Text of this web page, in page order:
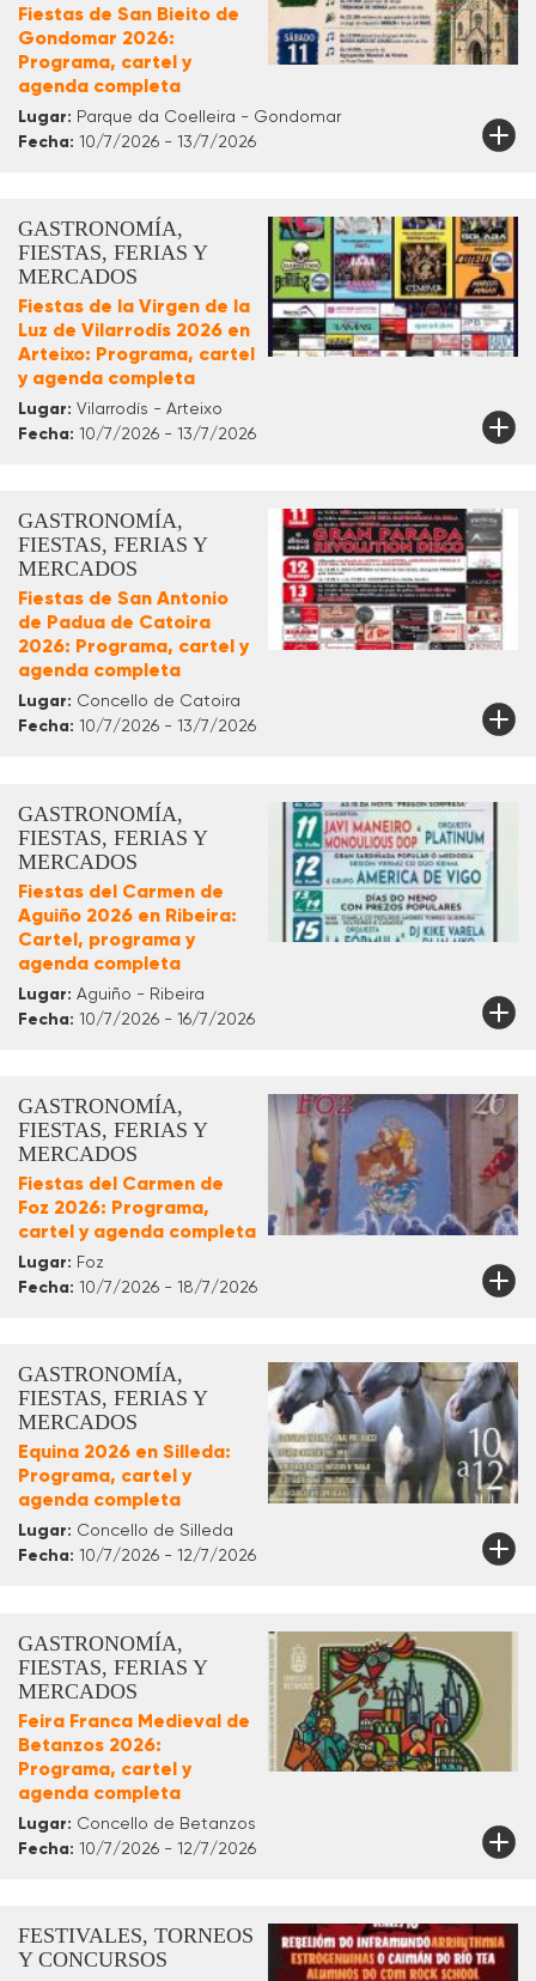
Fiestas de San Bieito de
Gondomar 2026:
Programa, cartel y
agenda completa
Lugar: Parque da Coelleira - Gondomar
Fecha: 10/7/2026 - 13/7/2026
GASTRONOMÍA,
FIESTAS, FERIAS Y
MERCADOS
Fiestas de la Virgen de la
Luz de Vilarrodís 2026 en
Arteixo: Programa, cartel
y agenda completa
Lugar: Vilarrodís - Arteixo
Fecha: 10/7/2026 - 13/7/2026
GASTRONOMÍA,
FIESTAS, FERIAS Y
MERCADOS
Fiestas de San Antonio
de Padua de Catoira
2026: Programa, cartel y
agenda completa
Lugar: Concello de Catoira
Fecha: 10/7/2026 - 13/7/2026
GASTRONOMÍA,
FIESTAS, FERIAS Y
MERCADOS
Fiestas del Carmen de
Aguiño 2026 en Ribeira:
Cartel, programa y
agenda completa
Lugar: Aguiño - Ribeira
Fecha: 10/7/2026 - 16/7/2026
GASTRONOMÍA,
FIESTAS, FERIAS Y
MERCADOS
Fiestas del Carmen de
Foz 2026: Programa,
cartel y agenda completa
Lugar: Foz
Fecha: 10/7/2026 - 18/7/2026
GASTRONOMÍA,
FIESTAS, FERIAS Y
MERCADOS
Equina 2026 en Silleda:
Programa, cartel y
agenda completa
Lugar: Concello de Silleda
Fecha: 10/7/2026 - 12/7/2026
GASTRONOMÍA,
FIESTAS, FERIAS Y
MERCADOS
Feira Franca Medieval de
Betanzos 2026:
Programa, cartel y
agenda completa
Lugar: Concello de Betanzos
Fecha: 10/7/2026 - 12/7/2026
FESTIVALES, TORNEOS
Y CONCURSOS